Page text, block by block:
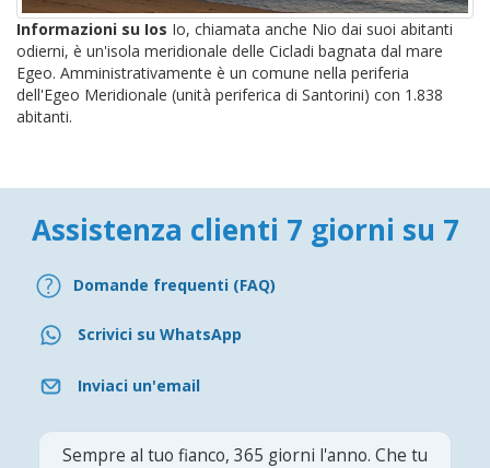
Informazioni su Ios Io, chiamata anche Nio dai suoi abitanti
odierni, è un'isola meridionale delle Cicladi bagnata dal mare
Egeo. Amministrativamente è un comune nella periferia
dell'Egeo Meridionale (unità periferica di Santorini) con 1.838
abitanti.
Assistenza clienti 7 giorni su 7
Domande frequenti (FAQ)
Scrivici su WhatsApp
Inviaci un'email
Sempre al tuo fianco, 365 giorni l'anno. Che tu